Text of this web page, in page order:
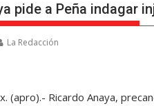
pide a Peña indagar
La Redacción
(apro).- Ricardo Anaya,